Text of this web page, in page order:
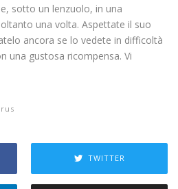
sotto un lenzuolo, in una
una volta. Aspettate il suo
ancora se lo vedete in difficoltà
una gustosa ricompensa. Vi
TWITTER